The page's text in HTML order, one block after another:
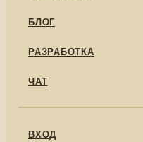
БЛОГ
РАЗРАБОТКА
ЧАТ
ВХОД